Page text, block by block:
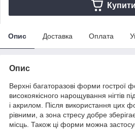
Купити
Опис Доставка Оплата
Опис
Верхні багаторазові форми гострої
високоякісного нарощування нігтів
і акрилом. Після використання цих
рівними, а зона стресу добре
місць. Також ці форми можна